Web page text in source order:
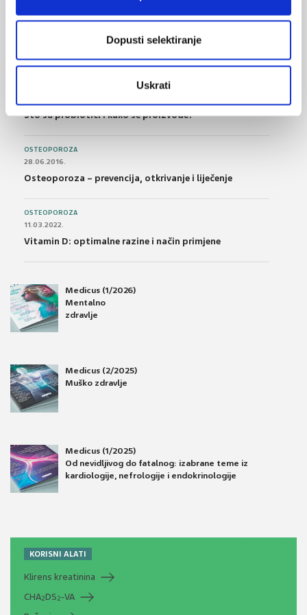
Dopusti selektiranje
Uskrati
14.07.2016.
Nesteroidni antireumatici i gastrointestinalna
Što su probiotici i kako se proizvode?
OSTEOPOROZA
28.06.2016.
Osteoporoza – prevencija, otkrivanje i liječenje
OSTEOPOROZA
11.03.2022.
Vitamin D: optimalne razine i način primjene
Medicus (1/2026)
Mentalno
zdravlje
Medicus (2/2025)
Muško zdravlje
Medicus (1/2025)
Od nevidljivog do fatalnog: izabrane teme iz
kardiologije, nefrologije i endokrinologije
KORISNI ALATI
Klirens kreatinina
CHA2DS2-VA